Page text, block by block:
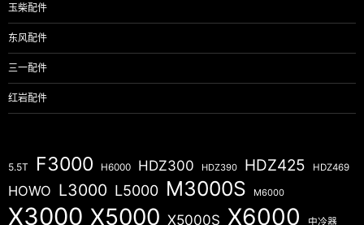
玉柴配件
东风配件
三一配件
红岩配件
5.5T F3000 H6000 HDZ300 HDZ390 HDZ425 HDZ469
HOWO L3000 L5000 M3000S M6000
X3000 X5000 X5000S X6000 中冷器